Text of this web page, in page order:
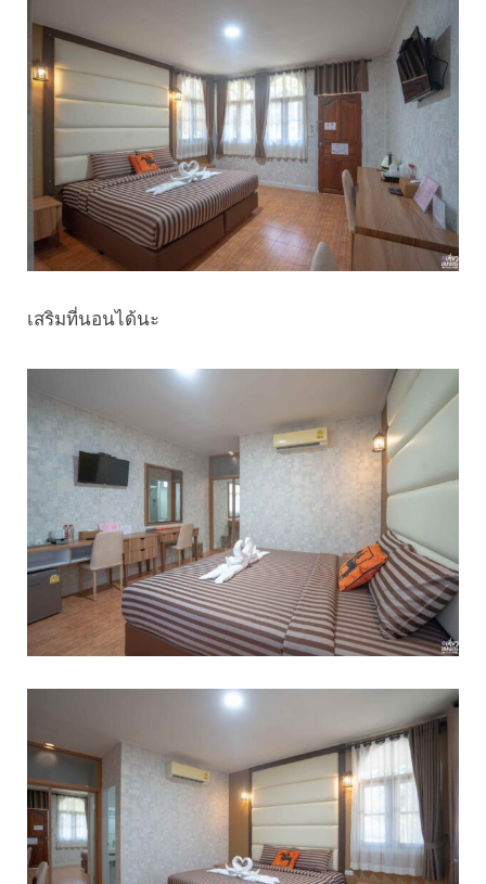
เสริมที่นอนได้นะ